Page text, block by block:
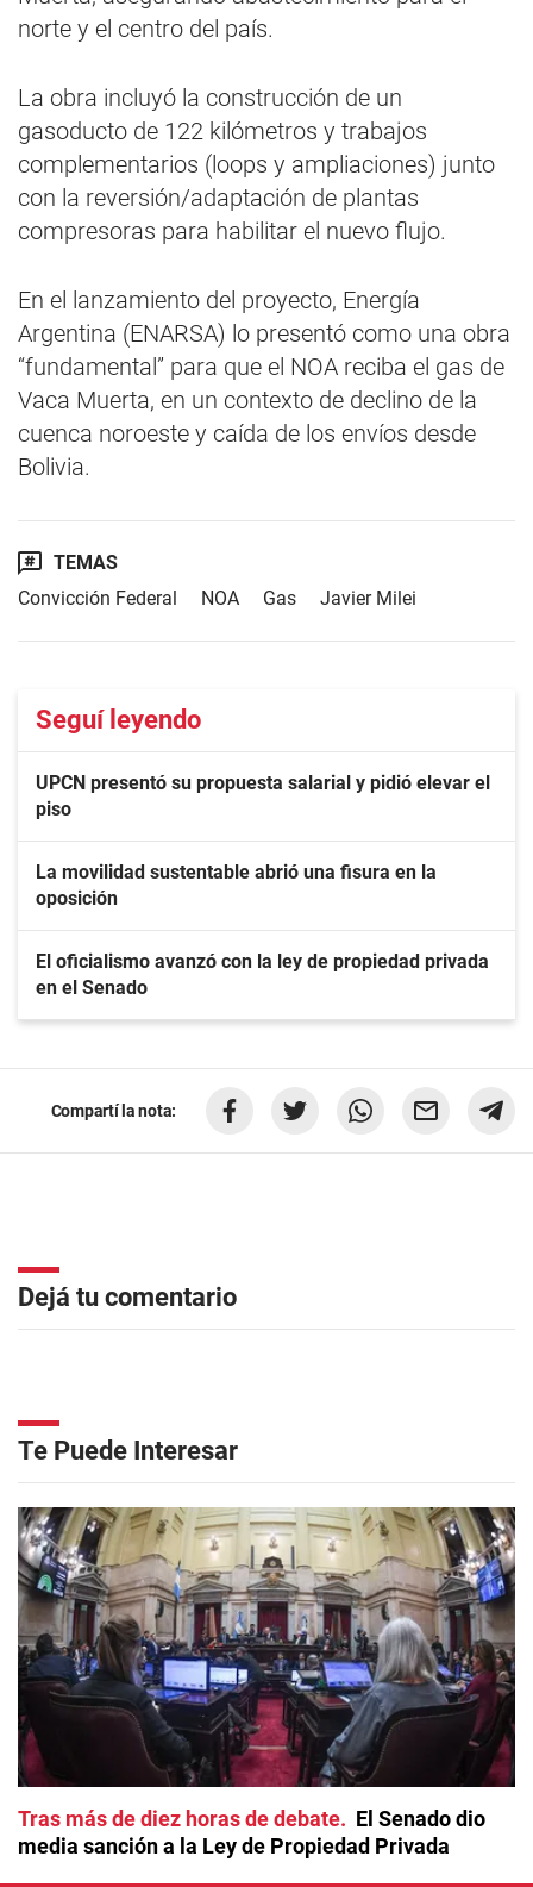
norte y el centro del país.
La obra incluyó la construcción de un
gasoducto de 122 kilómetros y trabajos
complementarios (loops y ampliaciones) junto
con la reversión/adaptación de plantas
compresoras para habilitar el nuevo flujo.
En el lanzamiento del proyecto, Energía
Argentina (ENARSA) lo presentó como una obra
“fundamental” para que el NOA reciba el gas de
Vaca Muerta, en un contexto de declino de la
cuenca noroeste y caída de los envíos desde
Bolivia.
TEMAS
Convicción Federal
NOA Gas Javier Milei
Seguí leyendo
UPCN presentó su propuesta salarial y pidió elevar el
piso
La movilidad sustentable abrió una fisura en la
oposición
El oficialismo avanzó con la ley de propiedad privada
en el Senado
Compartí la nota:
Dejá tu comentario
Te Puede Interesar
Tras más de diez horas de debate
El Senado dio
media sanción a la Ley de Propiedad Privada